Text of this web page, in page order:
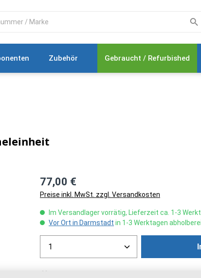
Zubehör Gebraucht / Refurbished
77,00 €
Preise inkl. MwSt. zzgl. Versandkosten
Im Versandlager vorrätig, Lieferzeit ca. 1-3
Vor Ort in Darmstadt in 1-3 Werktagen
Produkt Anzahl: Gib den